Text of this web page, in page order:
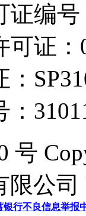
证编
证：
号
限公司
银行不良信息举报